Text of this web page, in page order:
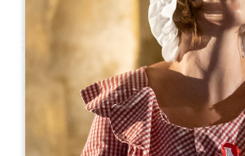
Ville de Coutras